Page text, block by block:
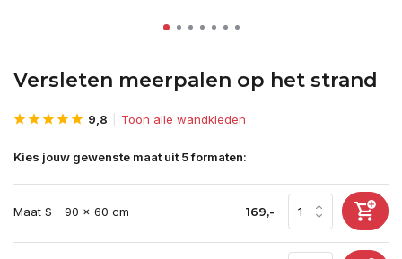
Versleten meerpalen op het strand
9,8 Toon alle wandkleden
Kies jouw gewenste maat uit 5 formaten:
Maat S - 90 x 60 cm 169,-